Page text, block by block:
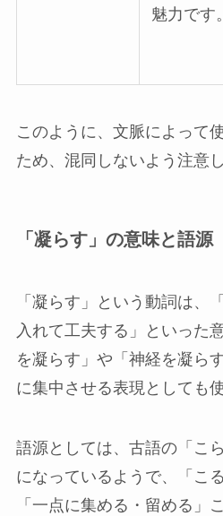
魅力です。
このように、文脈によって
ため、混同しないよう注意
「凝らす」の意味と語源
「凝らす」という動詞は、
入れて工夫する」といった
を凝らす」や「神経を凝ら
に集中させる表現としても
語源としては、古語の「こ
になっているようで、「こ
「一点に集める・留める」